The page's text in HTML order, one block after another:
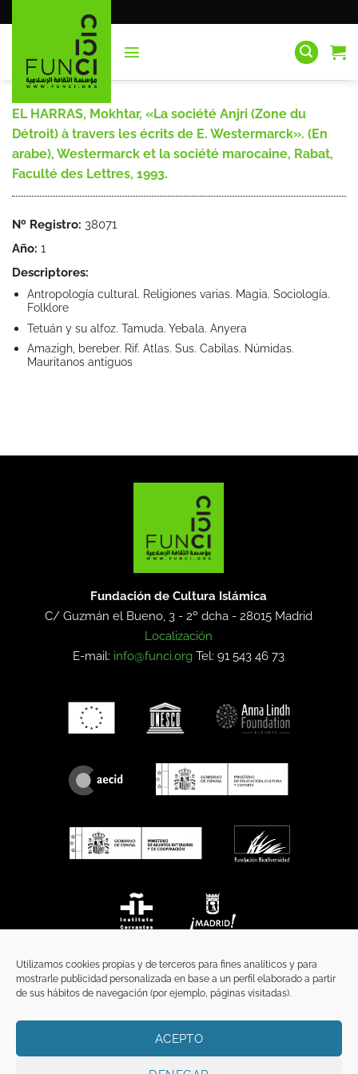
Utilizamos cookies propias y de terceros para fines analíticos y para
mostrarle publicidad personalizada en base a un perfil elaborado a partir
de sus hábitos de navegación (por ejemplo, páginas visitadas).
ACEPTO
al
EL HARRAS, Mokhtar, «La société Anjri (Zone du
Détroit) à travers les écrits de E. Westermarck». (En
arabe), Westermarck et la société marocaine, Rabat,
Faculté des Lettres, 1993.
Nº Registro: 38071
Año: 1
Descriptores:
Antropología cultural. Religiones varias. Magia. Sociología.
Folklore
Tetuán y su alfoz. Tamuda. Yebala. Anyera
Amazigh, bereber. Rif. Atlas. Sus. Cabilas. Númidas.
Mauritanos antiguos
Fundación de Cultura Islámica
C/ Guzmán el Bueno, 3 - 2º dcha -28015 Madrid
Localización
E-mail: info@funci.org Tel: 91 543 46 73